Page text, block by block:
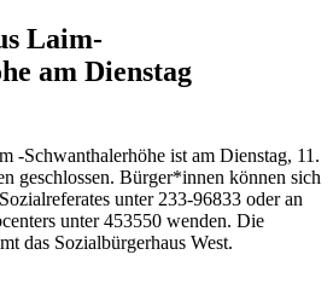
Laim-
am Dienstag
-Schwanthalerhöhe ist am Dienstag, 11.
geschlossen. Bürger*innen können sich
unter 233-96833 oder an
unter 453550 wenden. Die
das Sozialbürgerhaus West.